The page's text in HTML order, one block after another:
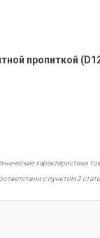
пропиткой
характеристики
с пунктом 2